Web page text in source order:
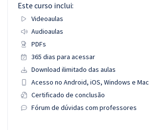
Este curso inclui:
Videoaulas
Audioaulas
PDFs
365 dias para acessar
Download ilimitado das aulas
Acesso no Android, iOS, Windows e Mac
Certificado de conclusão
Fórum de dúvidas com professores